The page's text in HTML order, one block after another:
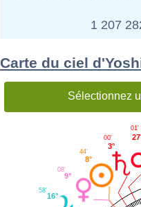
1 207
Carte du ciel
Sélectionnez
01'
3°
00'
8°
44'
9°
08'
16°
58'